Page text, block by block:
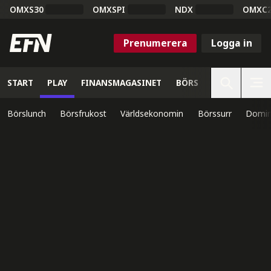
OMXS30 OMXSPI NDX
Prenumerera Logga in
START PLAY FINANSMAGASINET BÖRS
Börslunch Börsfrukost Världsekonomin Börssurr